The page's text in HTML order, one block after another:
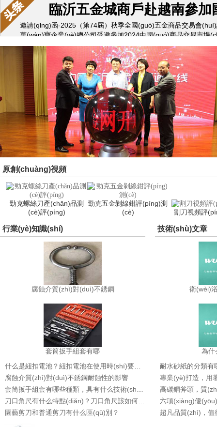
臨沂五金城商戶赴越南參
邀請(qǐng)函-2025（第74屆）秋季全國(guó)五金商品交易會
萬(wàn)寶企業(yè)總公司受邀參加2024中國(guó)商品交易市場
原創(chuàng)視頻
勁克螺絲刀產(chǎn)品測
(cè)評(píng)
勁克五金剝線鉗評(píng)測
(cè)
割刀視頻評
技術(shù)文章
衛(wèi)
為什
行業(yè)知識(shí)
腐蝕介質(zhì)對(duì)不銹鋼
套筒扳手組套有哪
腐蝕介質(zhì)對(duì)不銹鋼耐蝕性的影響
園藝剪刀和普通剪刀有什么區(qū)別？